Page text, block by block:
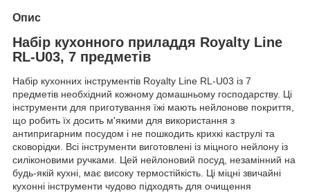
Опис
Набір кухонного приладдя Royalty Line
RL-U03, 7 предметів
Набір кухонних інструментів Royalty Line RL-U03 із 7
предметів необхідний кожному домашньому господарству. Ці
інструменти для приготування їжі мають нейлонове покриття,
що робить їх досить м'якими для використання з
антипригарним посудом і не пошкодить крихкі каструлі та
сковорідки. Всі інструменти виготовлені із міцного нейлону із
силіконовими ручками. Цей нейлоновий посуд, незамінний на
будь-якій кухні, має високу термостійкість. Ці міцні звичайні
кухонні інструменти чудово підходять для очищення